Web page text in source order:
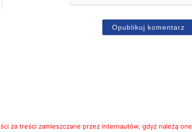
mail
za treści zamieszczane przez internautów, gdyż należą one